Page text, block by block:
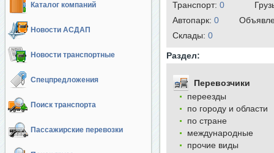
Каталог компаний
Новости АСДАП
Новости транспортные
Спецпредложения
Поиск транспорта
Пассажирские перевозки
Транспорт: 0
Автопарк: 0
Cклады: 0
Раздел:
Перевозчики
переезды
по городу и области
по стране
международные
прочие виды